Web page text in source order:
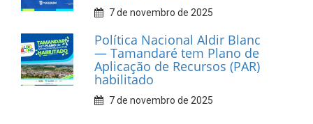
9 de fevereiro de 2026
Prefeitura de Tamandaré
reforça diálogo e
compromisso com a
valorização da educação
7 de fevereiro de 2026